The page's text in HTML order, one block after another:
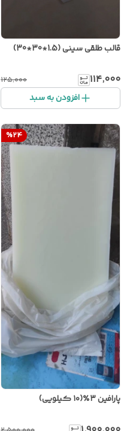
قالب طلقی سینی (1.5*30*30)
۱۱۴٬۰۰۰ ۱۲۵٬۰۰۰
افزودن به سبد
%24
پارافین ۳٪(۱۰ کیلویی)